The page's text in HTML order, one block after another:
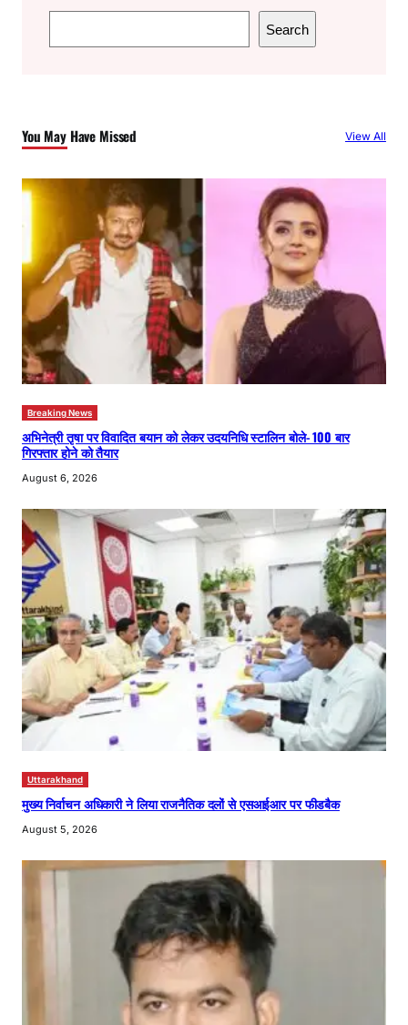
e
h
Search
You May Have Missed View All
Breaking News
अभिनेत्री तृषा पर विवादित बयान को लेकर उदयनिधि स्टालिन बोले- 100 बार
गिरफ्तार होने को तैयार
August 6, 2026
Uttarakhand
मुख्य निर्वाचन अधिकारी ने लिया राजनैतिक दलों से एसआईआर पर फीडबैक
August 5, 2026